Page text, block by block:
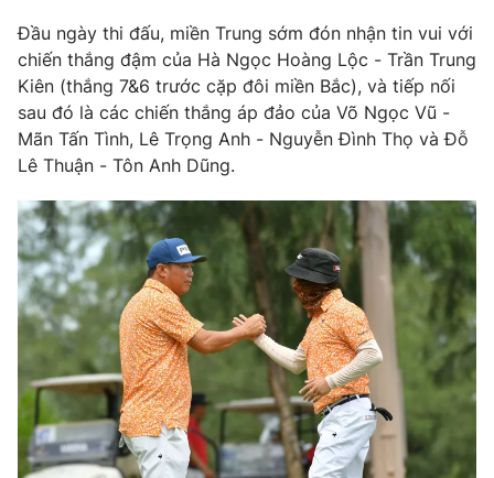
Video Shorts video
VTV Money VTV Thể thao
VTV Sức khoẻ Bất động sản
Thị trường 24h Tấm lòng Việt
VTV4 Vươn mình bằng AI
VTV9 VTV8
Liên hệ tòa soạn English
Đầu ngày thi đấu, miền Trung sớm đón nhận tin vui với
chiến thắng đậm của Hà Ngọc Hoàng Lộc - Trần Trung
Kiên (thắng 7&6 trước cặp đôi miền Bắc), và tiếp nối
sau đó là các chiến thắng áp đảo của Võ Ngọc Vũ -
Mãn Tấn Tình, Lê Trọng Anh - Nguyễn Đình Thọ và Đỗ
Lê Thuận - Tôn Anh Dũng.